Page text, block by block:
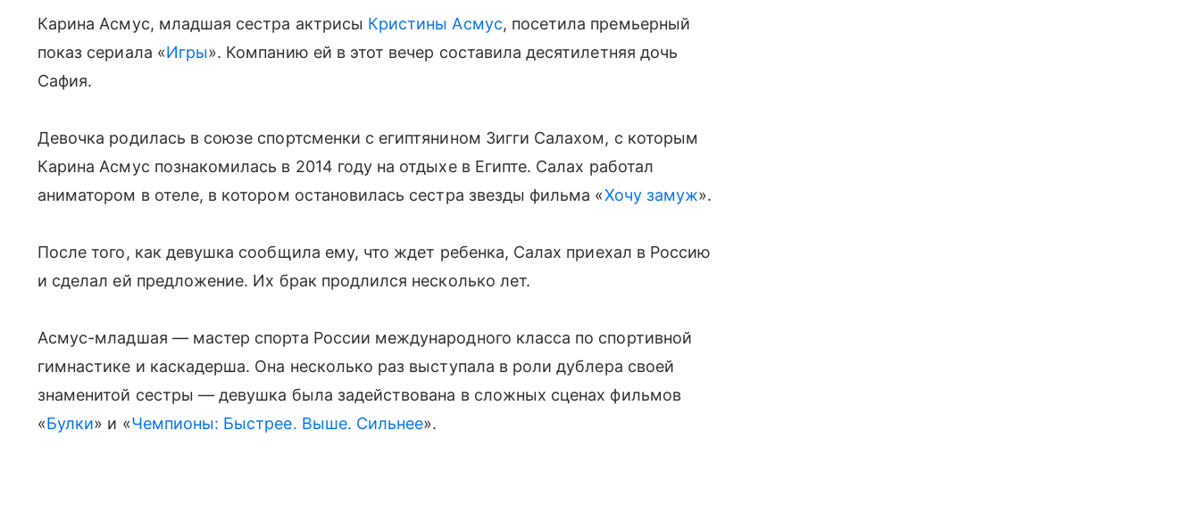
Карина Асмус, младшая сестра актрисы Кристины Асмус, посетила премьерный
показ сериала «Игры». Компанию ей в этот вечер составила десятилетняя дочь
Сафия.
Девочка родилась в союзе спортсменки с египтянином Зигги Салахом, с которым
Карина Асмус познакомилась в 2014 году на отдыхе в Египте. Салах работал
аниматором в отеле, в котором остановилась сестра звезды фильма «Хочу замуж».
После того, как девушка сообщила ему, что ждет ребенка, Салах приехал в Россию
и сделал ей предложение. Их брак продлился несколько лет.
Асмус-младшая — мастер спорта России международного класса по спортивной
гимнастике и каскадерша. Она несколько раз выступала в роли дублера своей
знаменитой сестры — девушка была задействована в сложных сценах фильмов
«Булки» и «Чемпионы: Быстрее. Выше. Сильнее».